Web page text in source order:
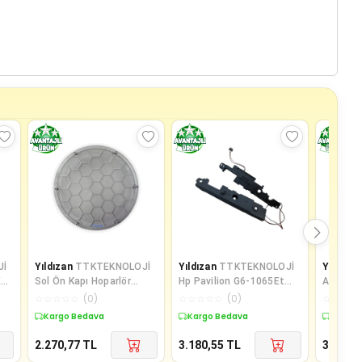
Yıldızan TTKTEKNOLOJİ
Sol Ön Kapı Hoparlör
Kapağı Gri 3B0868149 VW
Lupo il
(0)
Kargo Bedava
2.270,77 TL
Yıldızan TTKTEKNOLOJİ
Hp Pavilion G6-1065Et
G6-1110Et G7-1000St
Notebook İ
(0)
Kargo Bedava
3.180,55 TL
Yıldızan
Asus
Uyumlu